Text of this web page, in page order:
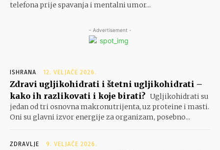
telefona prije spavanja i mentalni umor...
- Advertisement -
ISHRANA 12. VELJAČE 2026.
Zdravi ugljikohidrati i štetni ugljikohidrati –
kako ih razlikovati i koje birati? Ugljikohidrati su
jedan od tri osnovna makronutrijenta, uz proteine i masti.
Oni su glavni izvor energije za organizam, posebno...
ZDRAVLJE 9. VELJAČE 2026.